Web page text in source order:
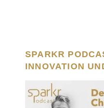
SPARKR
INNOVATION